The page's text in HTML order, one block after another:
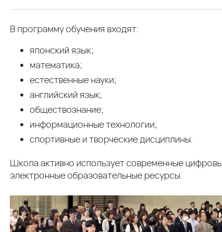
В программу обучения входят:
японский язык;
математика;
естественные науки;
английский язык;
обществознание;
информационные технологии;
спортивные и творческие дисциплины.
Школа активно использует современные
электронные образовательные ресурсы.